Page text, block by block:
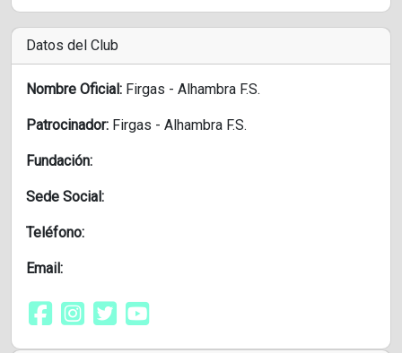
Datos del Club
Nombre Oficial: Firgas - Alhambra F.S.
Patrocinador: Firgas - Alhambra F.S.
Fundación:
Sede Social:
Teléfono:
Email: